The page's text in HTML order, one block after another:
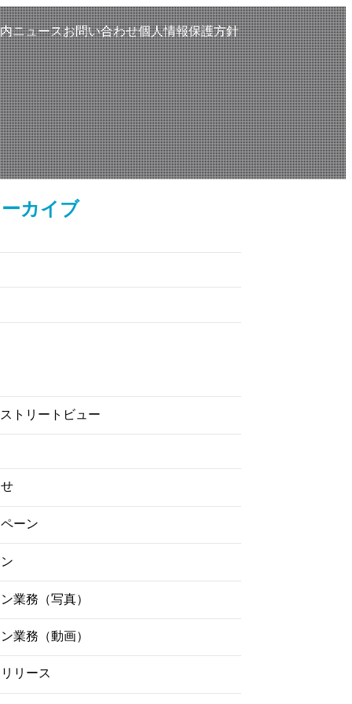
ニュースお問い合わせ個人情報保護方針
カイブ
トリートビュー
ーン
業務（写真）
業務（動画）
リース